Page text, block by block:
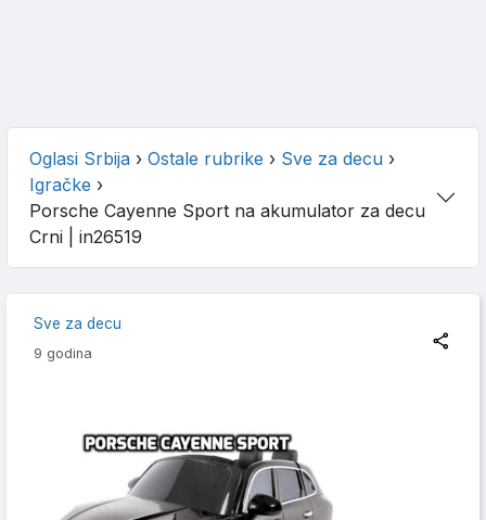
Oglasi Srbija › Ostale rubrike › Sve za decu ›
Igračke ›
Porsche Cayenne Sport na akumulator za decu
Crni | in26519
Sve za decu
9 godina